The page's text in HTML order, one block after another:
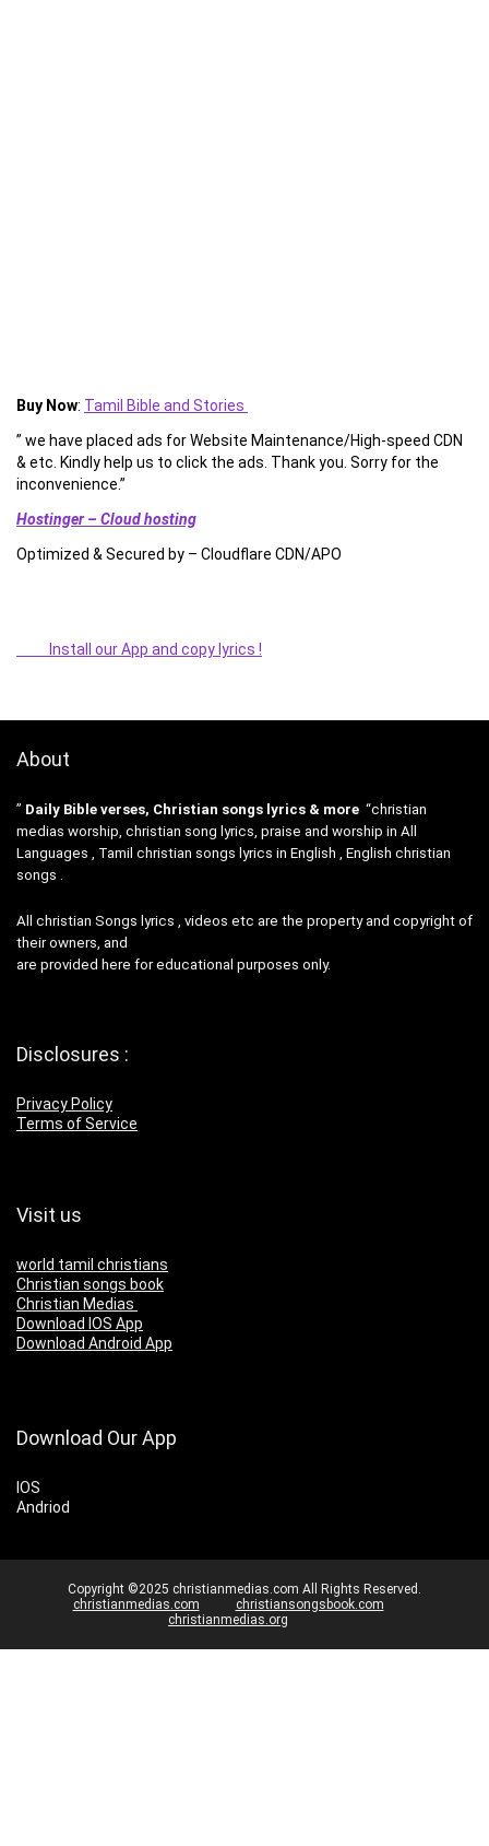
Buy Now: Tamil Bible and Stories
” we have placed ads for Website Maintenance/High-speed CDN
& etc. Kindly help us to click the ads. Thank you. Sorry for the
inconvenience.”
Hostinger – Cloud hosting
Optimized & Secured by – Cloudflare CDN/APO
Install our App and copy lyrics !
About
” Daily Bible verses, Christian songs lyrics & more “christian
medias worship, christian song lyrics, praise and worship in All
Languages , Tamil christian songs lyrics in English , English christian
songs .
All christian Songs lyrics , videos etc are the property and copyright of
their owners, and
are provided here for educational purposes only.
Disclosures :
Privacy Policy
Terms of Service
Visit us
world tamil christians
Christian songs book
Christian Medias
Download IOS App
Download Android App
Download Our App
IOS
Andriod
Copyright ©2025 christianmedias.com All Rights Reserved.
christianmedias.com
christiansongsbook.com
christianmedias.org